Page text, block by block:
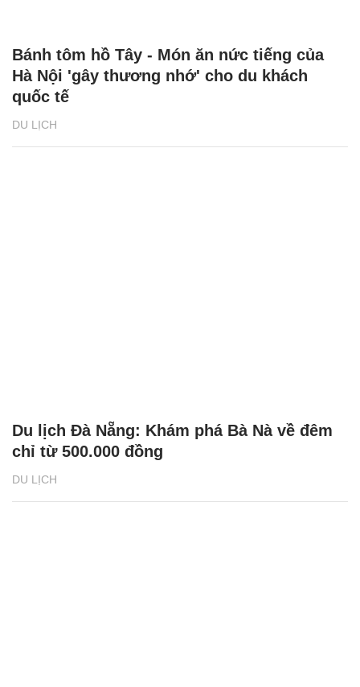
DU LỊCH
Bánh tôm hồ Tây - Món ăn nức tiếng của
Hà Nội 'gây thương nhớ' cho du khách
quốc tế
DU LỊCH
Du lịch Đà Nẵng: Khám phá Bà Nà về đêm
chỉ từ 500.000 đồng